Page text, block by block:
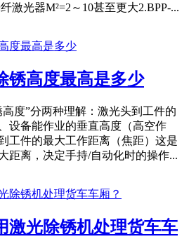
激光器M²=2～10甚至更大2.BPP-...
锈高度最高是多少
度”分两种理解：激光头到工件的
设备能作业的垂直高度（高空作
工件的最大工作距离（焦距）这是
距离，决定手持/自动化时的操作...
激光除锈机处理货车车